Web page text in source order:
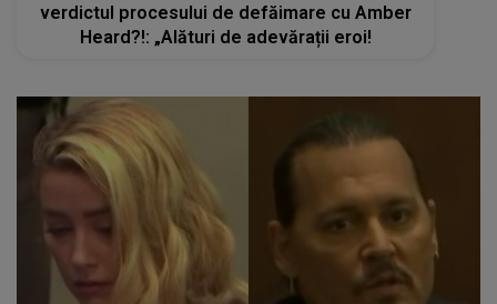
verdictul procesului de defăimare cu Amber
Heard?!: „Alături de adevărații eroi!